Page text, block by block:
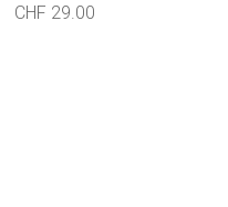
CHF 29.00